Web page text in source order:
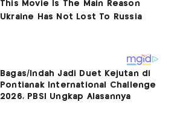
Bagas/Indah Jadi Duet Kejutan di
Pontianak International Challenge
2026, PBSI Ungkap Alasannya